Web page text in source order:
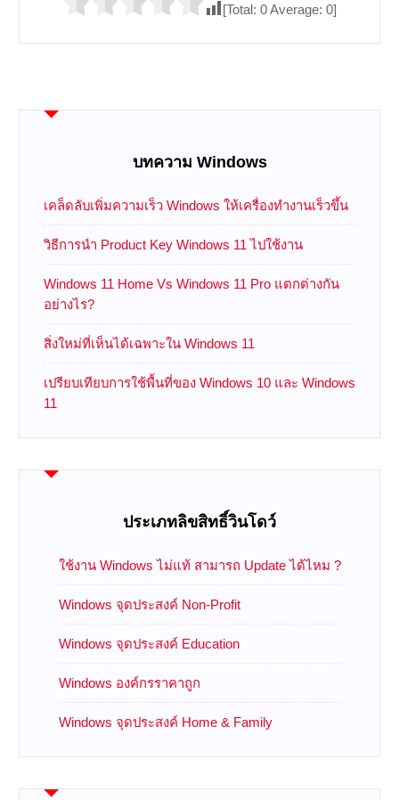
[Total: 0Average: 0]
บทความ Windows
เคล็ดลับเพิ่มความเร็ว Windows ให้เครื่องทำงานเร็วขึ้น
วิธีการนำ Product Key Windows 11 ไปใช้งาน
Windows 11 Home Vs Windows 11 Pro แตกต่างกัน
อย่างไร?
สิ่งใหม่ที่เห็นได้เฉพาะใน Windows 11
เปรียบเทียบการใช้พื้นที่ของ Windows 10 และ Windows
11
ประเภทลิขสิทธิ์วินโดว์
ใช้งาน Windows ไม่แท้ สามารถ Update ได้ไหม ?
Windows จุดประสงค์ Non-Profit
Windows จุดประสงค์ Education
Windows องค์กรราคาถูก
Windows จุดประสงค์ Home & Family